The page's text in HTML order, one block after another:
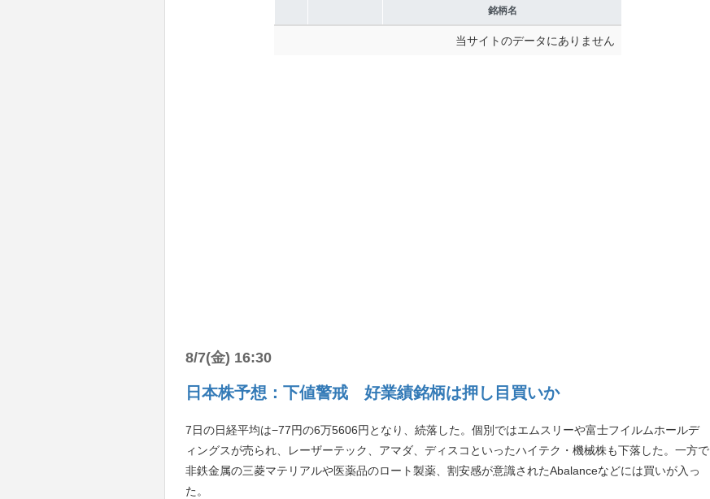
銘柄名
当サイトのデータにありません
8/7(金) 16:30
日本株予想：下値警戒 好業績銘柄は押し目買いか
7日の日経平均は−77円の6万5606円となり、続落した。個別ではエムスリーや富士フイルムホールデ
ィングスが売られ、レーザーテック、アマダ、ディスコといったハイテク・機械株も下落した。一方で
非鉄金属の三菱マテリアルや医薬品のロート製薬、割安感が意識されたAbalanceなどには買いが入っ
た。